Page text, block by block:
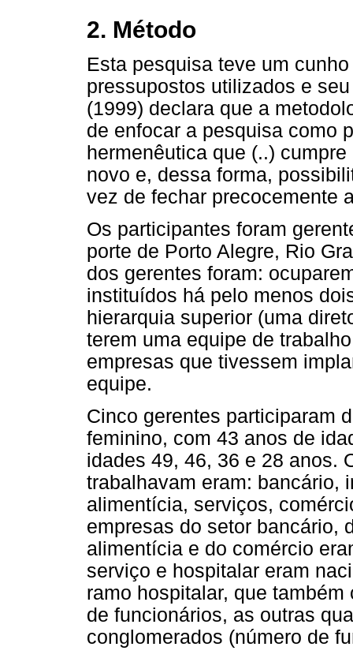
2. Método
Esta pesquisa teve um
pressupostos utilizados e
(1999) declara que a
de enfocar a pesquisa como
hermenêutica que (..)
novo e, dessa forma,
vez de fechar precocemente
Os participantes foram
porte de Porto Alegre, Rio
dos gerentes foram:
instituídos há pelo menos
hierarquia superior (uma
terem uma equipe de
empresas que tivessem
equipe.
Cinco gerentes participaram
feminino, com 43 anos de
idades 49, 46, 36 e 28 anos.
trabalhavam eram: bancário,
alimentícia, serviços,
empresas do setor bancário,
alimentícia e do comércio
serviço e hospitalar eram
ramo hospitalar, que
de funcionários, as outras
conglomerados (número de